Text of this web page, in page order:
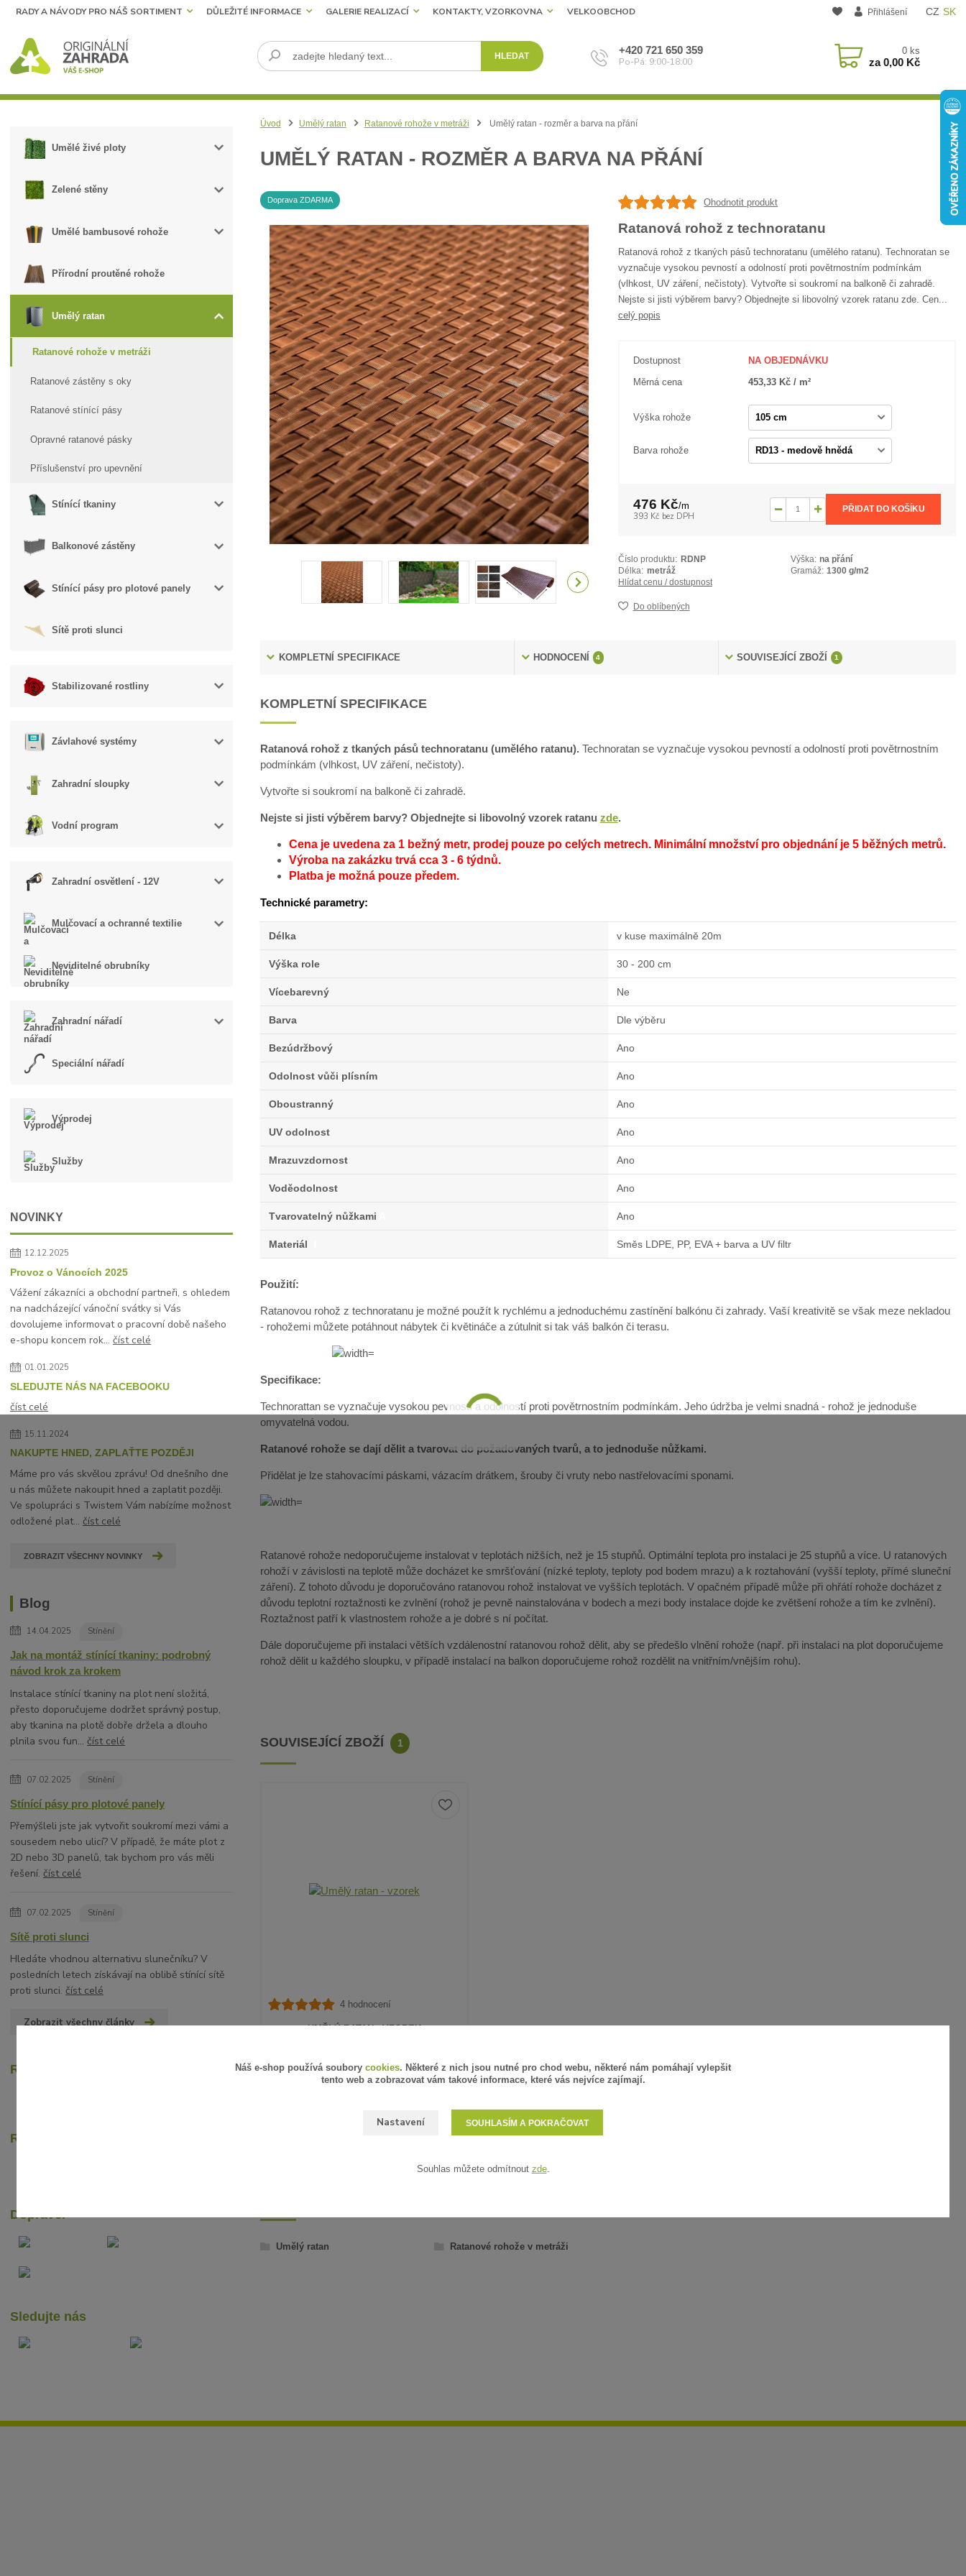
CZ SK
RADY A NÁVODY PRO NÁŠ SORTIMENT DŮLEŽITÉ INFORMACE GALERIE REALIZACÍ KONTAKTY, VZORKOVNA VELKOOBCHOD Přihlášení
HLEDAT +420 721 650 359
Po-Pá: 9:00-18:00
0 ks
za0,00 Kč
Umělé živé ploty
Zelené stěny
Umělé bambusové rohože
Přírodní proutěné rohože
Umělý ratan
Ratanové rohože v metráži
Ratanové zástěny s oky
Ratanové stínící pásy
Opravné ratanové pásky
Příslušenství pro upevnění
Stínící tkaniny
Balkonové zástěny
Stínící pásy pro plotové panely
Sítě proti slunci
Stabilizované rostliny
Závlahové systémy
Zahradní sloupky
Vodní program
Zahradní osvětlení - 12V
Mulčovací a ochranné textilie
Neviditelné obrubníky
Zahradní nářadí
Speciální nářadí
Výprodej
Služby
NOVINKY
12.12.2025
Provoz o Vánocích 2025
Vážení zákazníci a obchodní partneři, s ohledem
na nadcházející vánoční svátky si Vás
dovolujeme informovat o pracovní době našeho
e-shopu koncem rok...číst celé
01.01.2025
SLEDUJTE NÁS NA FACEBOOKU
číst celé
15.11.2024
NAKUPTE HNED, ZAPLAŤTE POZDĚJI
Máme pro vás skvělou zprávu! Od dnešního dne
u nás můžete nakoupit hned a zaplatit později.
Ve spolupráci s Twistem Vám nabízíme možnost
odložené plat...číst celé
ZOBRAZIT VŠECHNY NOVINKY
Blog
14.04.2025 Stínění
Jak na montáž stínící tkaniny: podrobný
návod krok za krokem
Instalace stínící tkaniny na plot není složitá,
přesto doporučujeme dodržet správný postup,
aby tkanina na plotě dobře držela a dlouho
plnila svou fun...číst celé
07.02.2025 Stínění
Stínící pásy pro plotové panely
Přemýšleli jste jak vytvořit soukromí mezi vámi a
sousedem nebo ulicí? V případě, že máte plot z
2D nebo 3D panelů, tak bychom pro vás měli
řešení.číst celé
07.02.2025 Stínění
Sítě proti slunci
Hledáte vhodnou alternativu slunečníku? V
posledních letech získávají na oblibě stínící sítě
proti slunci.číst celé
Zobrazit všechny články
Recenze zákazníků
Rychlé online platby
Dopravci
Sledujte nás
Úvod Umělý ratan Ratanové rohože v metráži Umělý ratan - rozměr a barva na přání
UMĚLÝ RATAN - ROZMĚR A BARVA NA PŘÁNÍ
Doprava ZDARMA Ohodnotit produkt
Ratanová rohož z technoratanu
Ratanová rohož z tkaných pásů technoratanu (umělého ratanu). Technoratan se
vyznačuje vysokou pevností a odolností proti povětrnostním podmínkám
(vlhkost, UV záření, nečistoty). Vytvořte si soukromí na balkoně či zahradě.
Nejste si jisti výběrem barvy? Objednejte si libovolný vzorek ratanu zde. Cen...
celý popis
Dostupnost NA OBJEDNÁVKU
Měrná cena 453,33 Kč / m²
Výška rohože
Barva rohože
476 Kč/m
393 Kč bez DPH
PŘIDAT DO KOŠÍKU
Číslo produktu: RDNP Výška: na přání
Délka: metráž Gramáž: 1300 g/m2
Hlídat cenu / dostupnost
Do oblíbených
KOMPLETNÍ SPECIFIKACE HODNOCENÍ 4 SOUVISEJÍCÍ ZBOŽÍ 1
KOMPLETNÍ SPECIFIKACE
Ratanová rohož z tkaných pásů technoratanu (umělého ratanu).Technoratan se vyznačuje vysokou pevností a odolností proti povětrnostním
podmínkám (vlhkost, UV záření, nečistoty).
Vytvořte si soukromí na balkoně či zahradě.
Nejste si jisti výběrem barvy? Objednejte si libovolný vzorek ratanu zde.
Cena je uvedena za 1 bežný metr, prodej pouze po celých metrech. Minimální množství pro objednání je 5 běžných metrů.
Výroba na zakázku trvá cca 3 - 6 týdnů.
Platba je možná pouze předem.
Technické parametry:
Délka v kuse maximálně 20m
Výška role 30 - 200 cm
Vícebarevný Ne
Barva Dle výběru
Bezúdržbový Ano
Odolnost vůči plísním Ano
Oboustranný Ano
UV odolnost Ano
Mrazuvzdornost Ano
Voděodolnost Ano
Tvarovatelný nůžkami Ano
Materiál Směs LDPE, PP, EVA + barva a UV filtr
Použití:
Ratanovou rohož z technoratanu je možné použít k rychlému a jednoduchému zastínění balkónu či zahrady. Vaší kreativitě se však meze nekladou
- rohožemi můžete potáhnout nábytek či květináče a zútulnit si tak váš balkón či terasu.
Specifikace:
Technorattan se vyznačuje vysokou pevností a odolností proti povětrnostním podmínkám. Jeho údržba je velmi snadná - rohož je jednoduše
omyvatelná vodou.
Ratanové rohože se dají dělit a tvarovat do požadovaných tvarů, a to jednoduše nůžkami.
Přidělat je lze stahovacími páskami, vázacím drátkem, šrouby či vruty nebo nastřelovacími sponami.
Ratanové rohože nedoporučujeme instalovat v teplotách nižších, než je 15 stupňů. Optimální teplota pro instalaci je 25 stupňů a více. U ratanových
rohoží v závislosti na teplotě může docházet ke smršťování (nízké teploty, teploty pod bodem mrazu) a k roztahování (vyšší teploty, přímé sluneční
záření). Z tohoto důvodu je doporučováno ratanovou rohož instalovat ve vyšších teplotách. V opačném případě může při ohřátí rohože docházet z
důvodu teplotní roztažnosti ke zvlnění (rohož je pevně nainstalována v bodech a mezi body instalace dojde ke zvětšení rohože a tím ke zvlnění).
Roztažnost patří k vlastnostem rohože a je dobré s ní počítat.
Dále doporučujeme při instalaci větších vzdálenostní ratanovou rohož dělit, aby se předešlo vlnění rohože (např. při instalaci na plot doporučujeme
rohož dělit u každého sloupku, v případě instalací na balkon doporučujeme rohož rozdělit na vnitřním/vnějším rohu).
SOUVISEJÍCÍ ZBOŽÍ 1
4 hodnocení
UMĚLÝ RATAN - VZOREK
12 Kčbez DPH SKLADEM
Umělý ratan Ratanové rohože v metráži
Náš e-shop používá soubory cookies. Některé z nich jsou nutné pro chod webu, některé nám pomáhají vylepšit
tento web a zobrazovat vám takové informace, které vás nejvíce zajímají.
Nastavení SOUHLASÍM A POKRAČOVAT
Souhlas můžete odmítnout zde.